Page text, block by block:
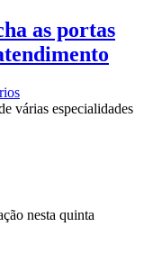
as portas
várias especialidades
nesta quinta